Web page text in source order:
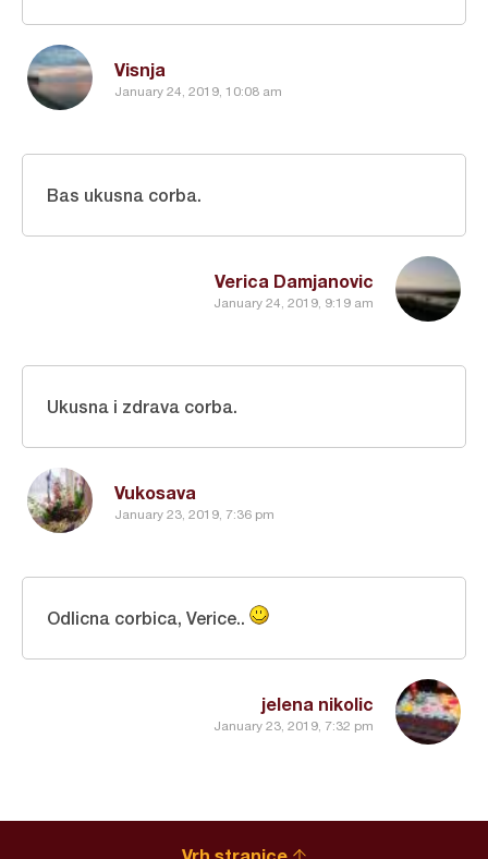
Visnja
January 24, 2019, 10:08 am
Verica Damjanovic
January 24, 2019, 9:19 am
Bas ukusna corba.
Vukosava
January 23, 2019, 7:36 pm
Ukusna i zdrava corba.
jelena nikolic
January 23, 2019, 7:32 pm
Odlicna corbica, Verice..